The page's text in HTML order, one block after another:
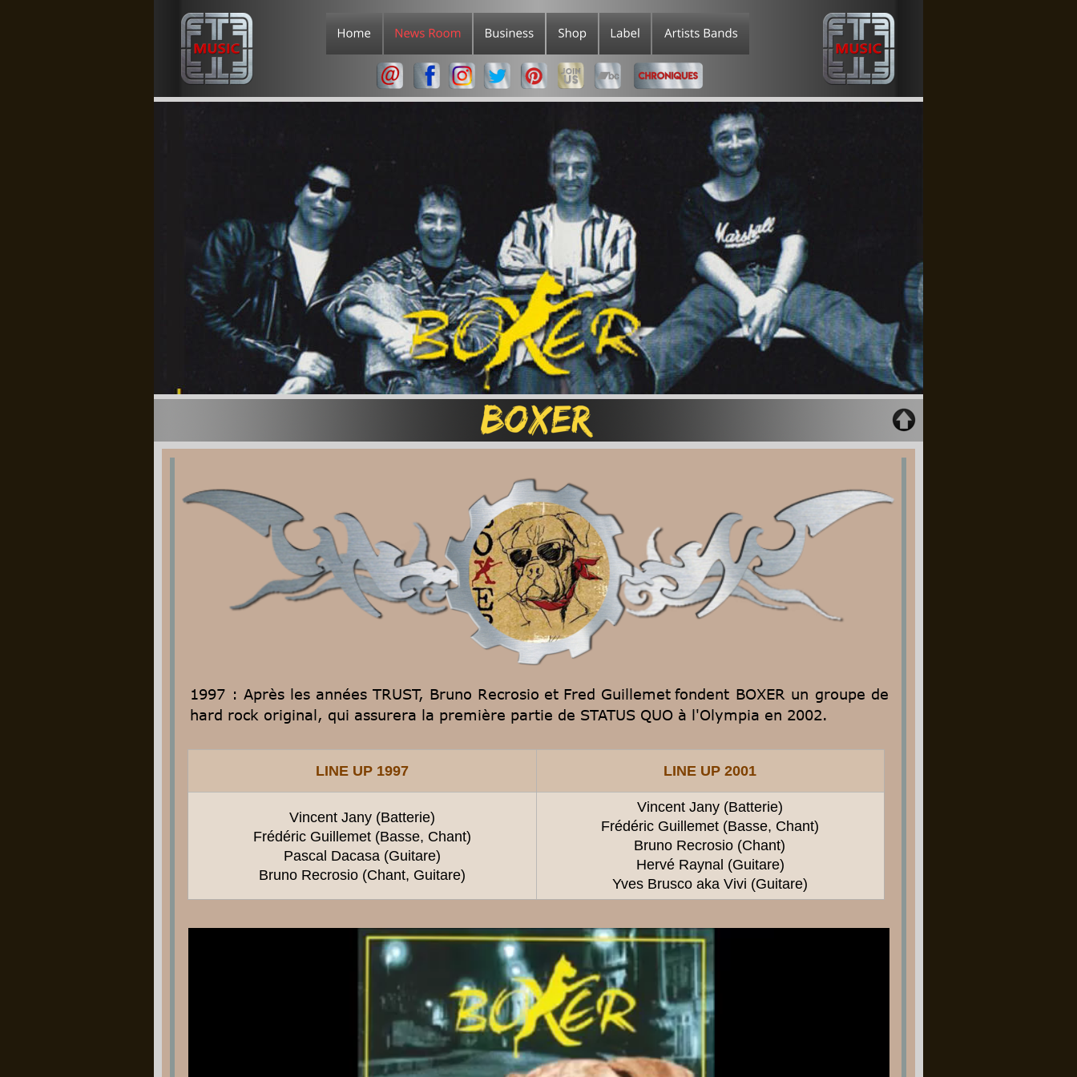
1997 : Après les années TRUST, Bruno Recrosio et Fred Guillemet fondent BOXER un groupe de
hard rock original, qui assurera la première partie de STATUS QUO à l'Olympia en 2002.
LINE UP 1997 LINE UP 2001
Vincent Jany (Batterie)
Frédéric Guillemet (Basse, Chant)
Pascal Dacasa (Guitare)
Bruno Recrosio (Chant, Guitare)
Vincent Jany (Batterie)
Frédéric Guillemet (Basse, Chant)
Bruno Recrosio (Chant)
Hervé Raynal (Guitare)
Yves Brusco aka Vivi (Guitare)